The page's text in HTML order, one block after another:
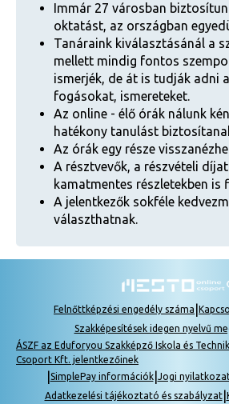
Immár 27 városban
oktatást, az országban
Tanáraink kiválasztásánál a
mellett mindig fontos
ismerjék, de át is tudják adni
fogásokat, ismereteket.
Az online - élő órák nálunk
hatékony tanulást
Az órák egy része
A résztvevők, a részvételi
kamatmentes részletekben is
A jelentkezők sokféle
választhatnak.
Felnőttképzési engedély száma
Szakképesítések idegen nyelvű
ÁSZF az Eduforyou Szakképző Iskola és
Csoport Kft. jelentkezőinek
SimplePay információk| Jogi
Adatkezelési tájékoztató és szabályzat|